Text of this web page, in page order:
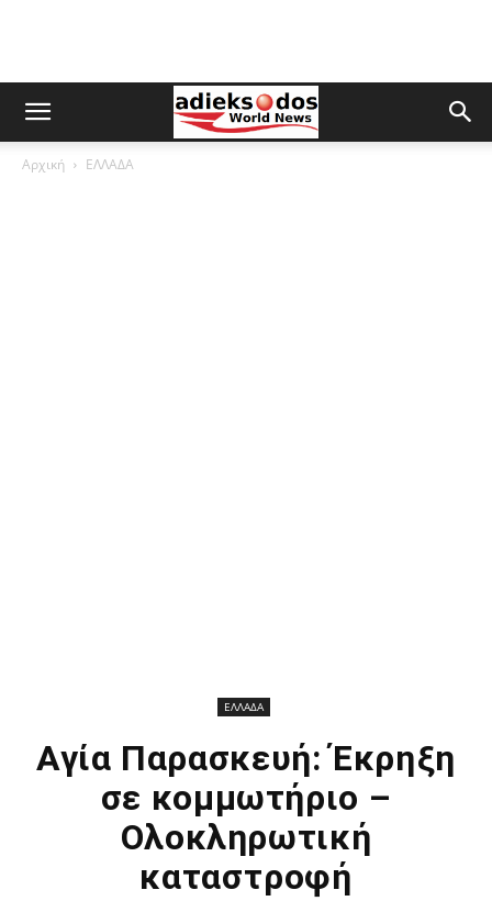
Αρχική ΕΛΛΑΔΑ
ΕΛΛΑΔΑ
Αγία Παρασκευή: Έκρηξη
σε κομμωτήριο –
Ολοκληρωτική
καταστροφή